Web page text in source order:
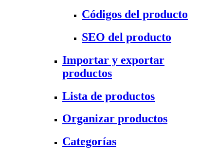
Códigos del producto
SEO del producto
Importar y exportar
productos
Lista de productos
Organizar productos
Categorías